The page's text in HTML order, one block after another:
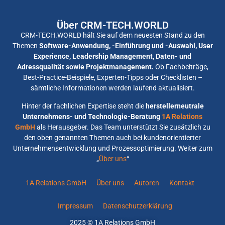
Über CRM-TECH.WORLD
CRM-TECH.WORLD hält Sie auf dem neuesten Stand zu den
Themen Software-Anwendung, -Einführung und -Auswahl, User
Experience, Leadership Management, Daten- und
Adressqualität sowie Projektmanagement. Ob Fachbeiträge,
Best-Practice-Beispiele, Experten-Tipps oder Checklisten –
sämtliche Informationen werden laufend aktualisiert.
Hinter der fachlichen Expertise steht die herstellerneutrale
Unternehmens- und Technologie-Beratung 1A Relations
GmbH als Herausgeber. Das Team unterstützt Sie zusätzlich zu
den oben genannten Themen auch bei kundenorientierter
Unternehmensentwicklung und Prozessoptimierung. Weiter zum
„Über uns“
1A Relations GmbH Über uns Autoren Kontakt
Impressum Datenschutzerklärung
2025 © 1A Relations GmbH